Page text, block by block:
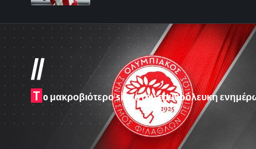
//
T o μακροβιότερο site στην ερυθρόλευκη